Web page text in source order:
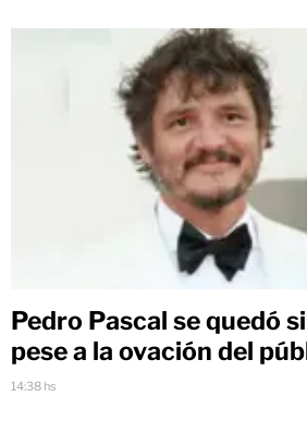
Pedro Pascal se quedó
pese a la ovación del
14:38 hs